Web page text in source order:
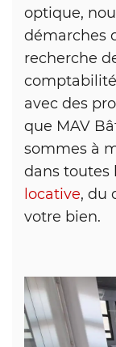
optique,
démarches
recherche
avec des
que MAV
sommes à
dans toutes
locative, du
votre bien.